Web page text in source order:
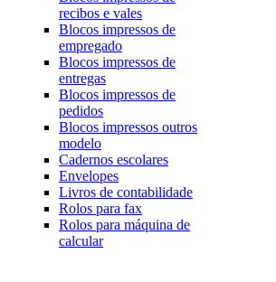
recibos e vales
Blocos impressos de
empregado
Blocos impressos de
entregas
Blocos impressos de
pedidos
Blocos impressos outros
modelo
Cadernos escolares
Envelopes
Livros de contabilidade
Rolos para fax
Rolos para máquina de
calcular